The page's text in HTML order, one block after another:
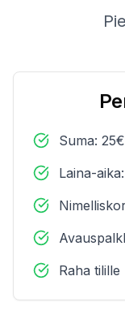
Suma:
Laina-
Raha tilille